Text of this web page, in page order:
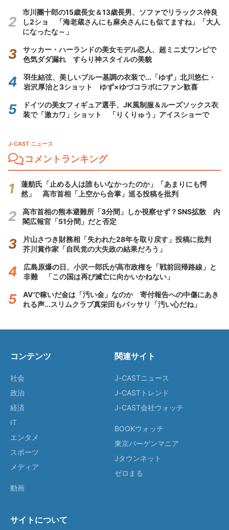
市川團十郎の15歳長女＆13歳長男、ソファでリラックス仲良
し2ショ 「海老蔵さんにも麻央さんにも似てますね」「大人
になったな～」
サッカー・ハーランドの美女モデル恋人、超ミニ丈ワンピで
色気ダダ漏れ すらり神スタイルの美貌
羽生結弦、美しいブルー基調の衣装で...「ゆず」北川悠仁・
岩沢厚治と3ショット ゆず×ゆづコラボにファン歓喜
ドイツの美女フィギュア選手、JK風制服＆ルーズソックス衣
装で「激カワ」ショット 「りくりゅう」アイスショーで
J-CAST ニュース
コメントランキング
蓮舫氏「止める人は誰もいなかったのか」「あまりにも愕
然」 高市首相「上空から合掌」巡る投稿を批判
高市首相の熊本避難所「3分間」しか視察せず？SNS拡散 内
閣広報官「51分間」だと否定
片山さつき財務相「失われた28年を取り戻す」投稿に批判
芥川賞作家「自民党の大失政の結果だろう」
広島原爆の日、小沢一郎氏が高市政権を「戦前回帰路線」と
非難 「この国は再び滅亡に向かいかねない」
AVで稼いだ金は「汚い金」なのか 寄付報告への中傷にあき
れる声...スリムクラブ真栄田もバッサリ「汚い心だね」
コンテンツ
社会
政治
経済
IT
エンタメ
スポーツ
メディア
動画
関連サイト
J-CASTニュース
J-CASTトレンド
J-CAST会社ウォッチ
BOOKウォッチ
東京バーゲンマニア
Jタウンネット
ゼロまる
サイトについて